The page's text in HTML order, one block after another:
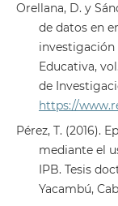
Orellana, D. y
de datos en
investigación
Educativa,
de
https://
Pérez, T. (2016).
mediante el
IPB. Tesis
Yacambú,